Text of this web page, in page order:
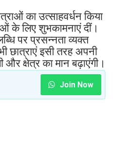
का उत्साहवर्धन किया
के लिए शुभकामनाएं दीं।
पर प्रसन्नता व्यक्त
छात्राएं इसी तरह अपनी
क्षेत्र का मान बढ़ाएंगी।
Join Now